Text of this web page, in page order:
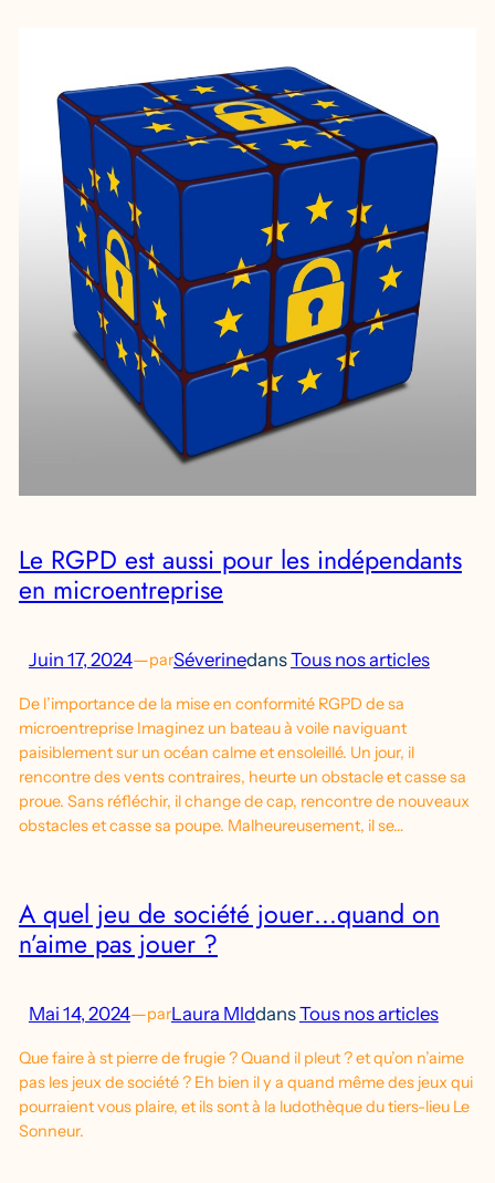
Le RGPD est aussi pour les indépendants
en microentreprise
Juin 17, 2024—parSéverinedansTous nos articles
De l’importance de la mise en conformité RGPD de sa
microentreprise Imaginez un bateau à voile naviguant
paisiblement sur un océan calme et ensoleillé. Un jour, il
rencontre des vents contraires, heurte un obstacle et casse sa
proue. Sans réfléchir, il change de cap, rencontre de nouveaux
obstacles et casse sa poupe. Malheureusement, il se…
A quel jeu de société jouer…quand on
n’aime pas jouer ?
Mai 14, 2024—parLaura MlddansTous nos articles
Que faire à st pierre de frugie ? Quand il pleut ? et qu’on n’aime
pas les jeux de société ? Eh bien il y a quand même des jeux qui
pourraient vous plaire, et ils sont à la ludothèque du tiers-lieu Le
Sonneur.